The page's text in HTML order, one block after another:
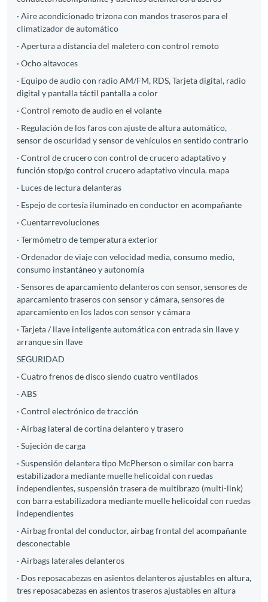
· Aire acondicionado trizona con mandos traseros para el
climatizador de automático
· Apertura a distancia del maletero con control remoto
· Ocho altavoces
· Equipo de audio con radio AM/FM, RDS, Tarjeta digital, radio
digital y pantalla táctil pantalla a color
· Control remoto de audio en el volante
· Regulación de los faros con ajuste de altura automático,
sensor de oscuridad y sensor de vehículos en sentido contrario
· Control de crucero con control de crucero adaptativo y
función stop/go control crucero adaptativo vincula. mapa
· Luces de lectura delanteras
· Espejo de cortesía iluminado en conductor en acompañante
· Cuentarrevoluciones
· Termómetro de temperatura exterior
· Ordenador de viaje con velocidad media, consumo medio,
consumo instantáneo y autonomía
· Sensores de aparcamiento delanteros con sensor, sensores de
aparcamiento traseros con sensor y cámara, sensores de
aparcamiento en los lados con sensor y cámara
· Tarjeta / llave inteligente automática con entrada sin llave y
arranque sin llave
SEGURIDAD
· Cuatro frenos de disco siendo cuatro ventilados
· ABS
· Control electrónico de tracción
· Airbag lateral de cortina delantero y trasero
· Sujeción de carga
· Suspensión delantera tipo McPherson o similar con barra
estabilizadora mediante muelle helicoidal con ruedas
independientes, suspensión trasera de multibrazo (multi-link)
con barra estabilizadora mediante muelle helicoidal con ruedas
independientes
· Airbag frontal del conductor, airbag frontal del acompañante
desconectable
· Airbags laterales delanteros
· Dos reposacabezas en asientos delanteros ajustables en altura,
tres reposacabezas en asientos traseros ajustables en altura